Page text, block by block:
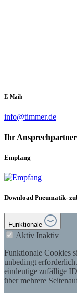
E-Mail:
info@timmer.de
Ihr Ansprechpartner
Empfang
Download Pneumatik-
Funktionale
Aktiv Inaktiv
Funktionale Cookies
unbedingt
eindeutige zufällige
über mehrere